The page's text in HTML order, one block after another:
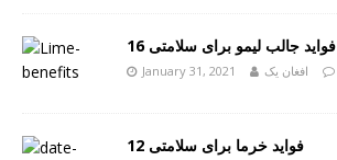
16 فواید جالب لیمو برای سلامتی
January 31, 2021 افغان یک
12 فواید خرما برای سلامتی